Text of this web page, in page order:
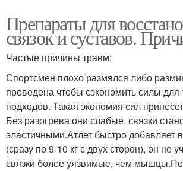
Препараты для
связок и суставов.
Частые причины травм:
Спортсмен плохо размялся либо
проведена чтобы сэкономить силы
подходов. Такая экономия сил
Без разогрева они слабые, связки
эластичными.Атлет быстро добавляет
(сразу по 9-10 кг с двух сторон), он не
связки более уязвимые, чем